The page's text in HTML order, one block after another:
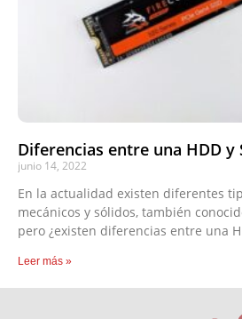
Diferencias entre una HDD y
junio 14, 2022
En la actualidad existen diferentes
mecánicos y sólidos, también
pero ¿existen diferencias entre una
Leer más »